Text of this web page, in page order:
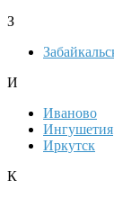
З
И
Иваново
Ингушетия
Иркутск
К